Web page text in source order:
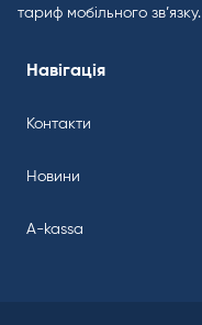
тариф мобільного зв’язку.
Навігація
Контакти
Новини
A-kassa